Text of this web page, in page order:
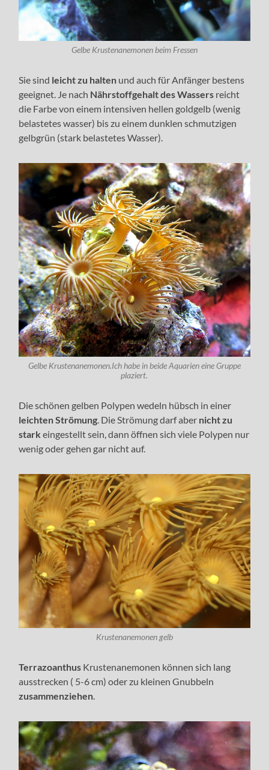
Gelbe Krustenanemonen beim Fressen
Sie sind leicht zu halten und auch für Anfänger bestens
geeignet. Je nach Nährstoffgehalt des Wassers reicht
die Farbe von einem intensiven hellen goldgelb (wenig
belastetes wasser) bis zu einem dunklen schmutzigen
gelbgrün (stark belastetes Wasser).
Gelbe Krustenanemonen.Ich habe in beide Aquarien eine Gruppe
plaziert.
Die schönen gelben Polypen wedeln hübsch in einer
leichten Strömung. Die Strömung darf aber nicht zu
stark eingestellt sein, dann öffnen sich viele Polypen nur
wenig oder gehen gar nicht auf.
Krustenanemonen gelb
Terrazoanthus Krustenanemonen können sich lang
ausstrecken ( 5-6 cm) oder zu kleinen Gnubbeln
zusammenziehen.